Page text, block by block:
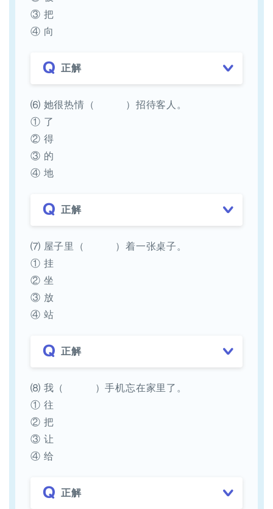
③ 把
④ 向
正解
⑹ 她很热情（ ）招待客人。
① 了
② 得
③ 的
④ 地
正解
⑺ 屋子里（ ）着一张桌子。
① 挂
② 坐
③ 放
④ 站
正解
⑻ 我（ ）手机忘在家里了。
① 往
② 把
③ 让
④ 给
正解